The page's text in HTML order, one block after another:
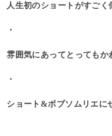
人生初のショートがすごく
・
雰囲気にあってとってもか
・
ショート&ボブソムリエ